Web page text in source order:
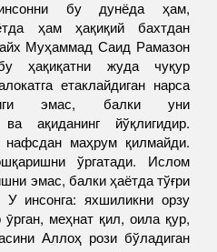
бу дунёда ҳам,
ҳам ҳақиқий бахтдан
Муҳаммад Саид Рамазон
ҳақиқатни жуда чуқур
етаклайдиган нарса
эмас, балки уни
ақиданинг йўқлигидир.
нафсдан маҳрум қилмайди.
ўргатади. Ислом
эмас, балки ҳаётда тўғри
инсонга: яхшиликни орзу
меҳнат қил, оила қур,
Аллоҳ рози бўладиган